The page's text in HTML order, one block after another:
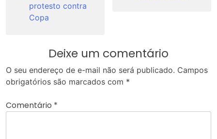
protesto contra
Copa
Deixe um comentário
O seu endereço de e-mail não será publicado. Campos
obrigatórios são marcados com *
Comentário *